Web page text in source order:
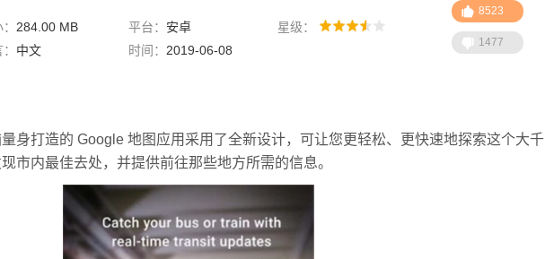
284.00 MB 平台： 安卓
星级：
中文 时间： 2019-06-08
8523
1477
身打造的 Google 地图应用采用了全新设计，可让您更轻松、更快速地探索这个大千
市内最佳去处，并提供前往那些地方所需的信息。